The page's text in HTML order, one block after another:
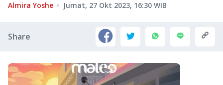
Almira Yoshe Jumat, 27 Okt 2023, 16:30 WIB
Share